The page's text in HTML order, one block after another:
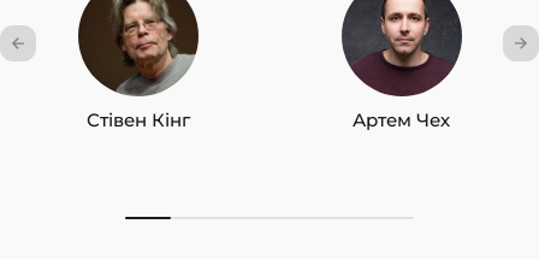
Стівен Кінг Артем Чех